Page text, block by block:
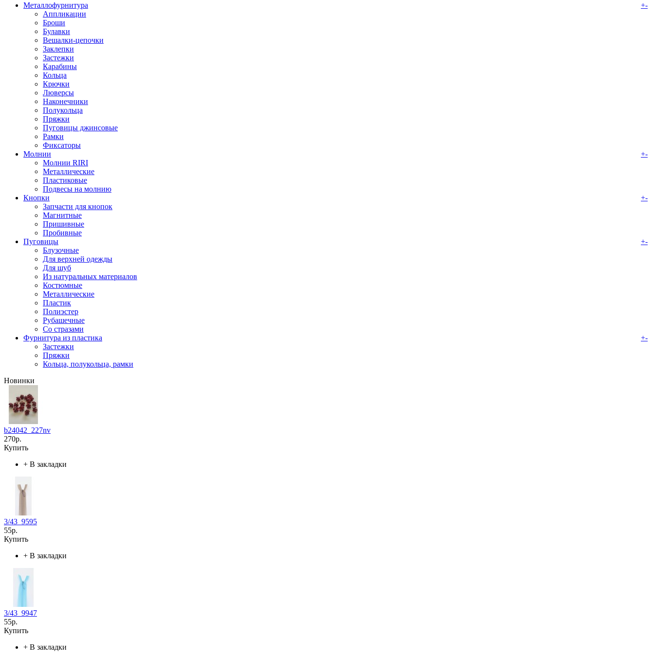
Металлофурнитура
+-
Аппликации
Броши
Булавки
Вешалки-цепочки
Заклепки
Застежки
Карабины
Кольца
Крючки
Люверсы
Наконечники
Полукольца
Пряжки
Пуговицы джинсовые
Рамки
Фиксаторы
Молнии
+-
Молнии RIRI
Металлические
Пластиковые
Подвесы на молнию
Кнопки
+-
Запчасти для кнопок
Магнитные
Пришивные
Пробивные
Пуговицы
+-
Блузочные
Для верхней одежды
Для шуб
Из натуральных материалов
Костюмные
Металлические
Пластик
Полиэстер
Рубашечные
Со стразами
Фурнитура из пластика
+-
Застежки
Пряжки
Кольца, полукольца, рамки
Новинки
b24042_227nv
270р.
Купить
+ В закладки
3/43_9595
55р.
Купить
+ В закладки
3/43_9947
55р.
Купить
+ В закладки